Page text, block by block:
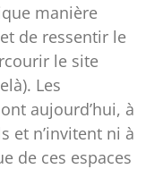
manière
de ressentir le
le site
Les
aujourd’hui, à
et n’invitent ni à
de ces espaces